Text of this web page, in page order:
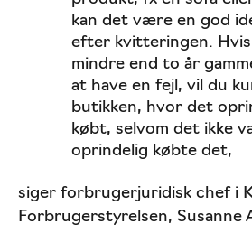
kan det være en god
efter kvitteringen.
mindre end to år
at have en fejl, vil du
butikken, hvor det
købt, selvom det ikke
oprindelig købte det,
siger forbrugerjuridisk chef i
Forbrugerstyrelsen, Susanne